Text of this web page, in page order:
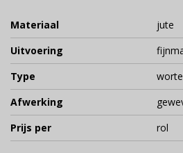
Materiaal
jute
Uitvoering
Type
Afwerking
Prijs per
rol